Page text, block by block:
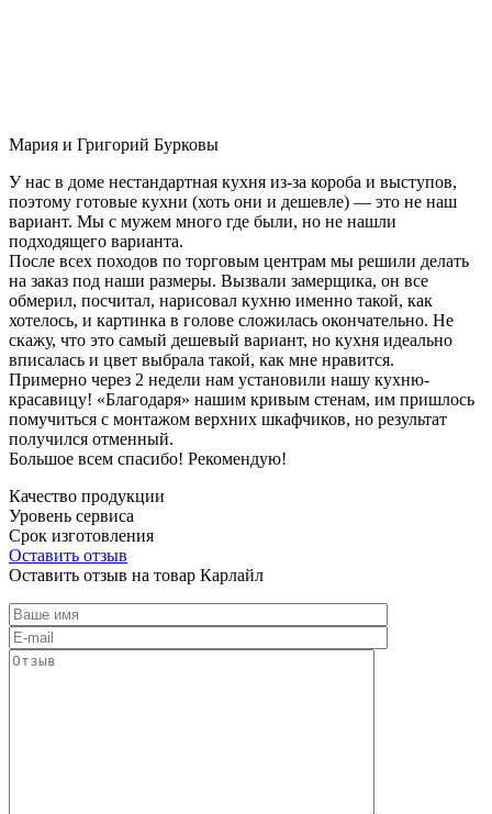
Мария и Григорий Бурковы
У нас в доме нестандартная кухня из-за короба и выступов,
поэтому готовые кухни (хоть они и дешевле) — это не наш
вариант. Мы с мужем много где были, но не нашли
подходящего варианта.
После всех походов по торговым центрам мы решили делать
на заказ под наши размеры. Вызвали замерщика, он все
обмерил, посчитал, нарисовал кухню именно такой, как
хотелось, и картинка в голове сложилась окончательно. Не
скажу, что это самый дешевый вариант, но кухня идеально
вписалась и цвет выбрала такой, как мне нравится.
Примерно через 2 недели нам установили нашу кухню-
красавицу! «Благодаря» нашим кривым стенам, им пришлось
помучиться с монтажом верхних шкафчиков, но результат
получился отменный.
Большое всем спасибо! Рекомендую!
Качество продукции
Уровень сервиса
Срок изготовления
Оставить отзыв
Оставить отзыв на товар Карлайл